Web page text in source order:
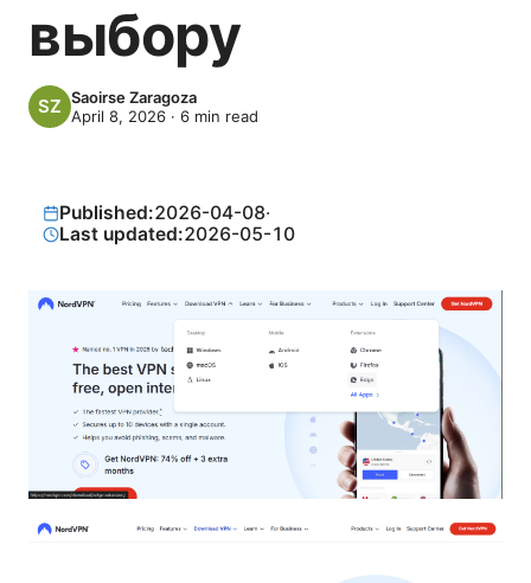
выбору
Saoirse Zaragoza
April 8, 2026 · 6 min read
Published:2026-04-08·
Last updated:2026-05-10